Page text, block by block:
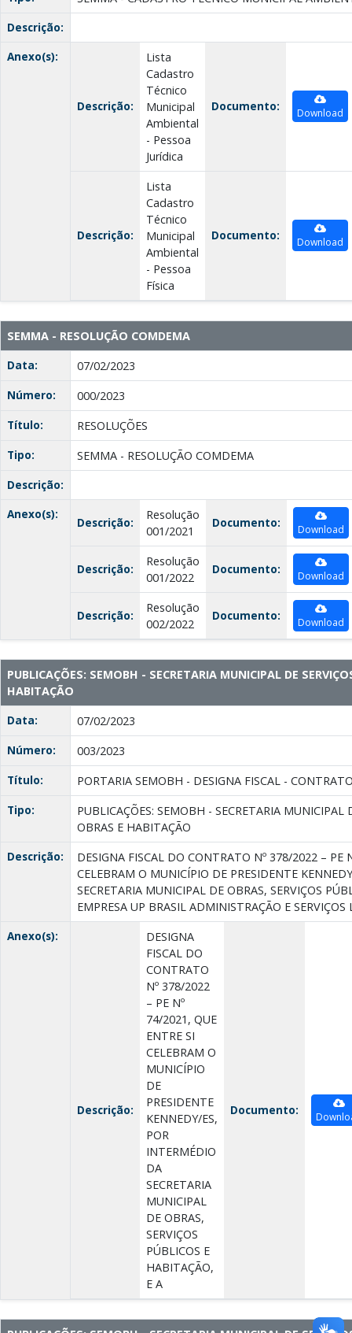
Descrição:
Anexo(s):
Descrição:
Lista
Cadastro
Técnico
Municipal
Ambiental
- Pessoa
Jurídica
Documento: Download
Descrição:
Lista
Cadastro
Técnico
Municipal
Ambiental
- Pessoa
Física
Documento: Download
SEMMA - RESOLUÇÃO COMDEMA
Data:
07/02/2023
Número:
000/2023
Título:
RESOLUÇÕES
Tipo:
SEMMA - RESOLUÇÃO COMDEMA
Descrição:
Anexo(s):
Descrição:
Resolução
001/2021
Documento: Download
Descrição:
Resolução
001/2022
Documento: Download
Descrição:
Resolução
002/2022
Documento: Download
PUBLICAÇÕES: SEMOBH - SECRETARIA MUNICIPAL DE
HABITAÇÃO
Data:
07/02/2023
Número:
003/2023
Título:
PORTARIA SEMOBH - DESIGNA FISCAL -
Tipo:
PUBLICAÇÕES: SEMOBH - SECRETARIA MUNICIPAL
OBRAS E HABITAÇÃO
Descrição:
DESIGNA FISCAL DO CONTRATO Nº 378/2022 – PE
CELEBRAM O MUNICÍPIO DE PRESIDENTE
SECRETARIA MUNICIPAL DE OBRAS, SERVIÇOS
EMPRESA UP BRASIL ADMINISTRAÇÃO E SERVIÇOS
Anexo(s):
Descrição:
DESIGNA
FISCAL DO
CONTRATO
Nº 378/2022
– PE Nº
74/2021, QUE
ENTRE SI
CELEBRAM O
MUNICÍPIO
DE
PRESIDENTE
KENNEDY/ES,
POR
INTERMÉDIO
DA
SECRETARIA
MUNICIPAL
DE OBRAS,
SERVIÇOS
PÚBLICOS E
HABITAÇÃO,
E A
Documento: